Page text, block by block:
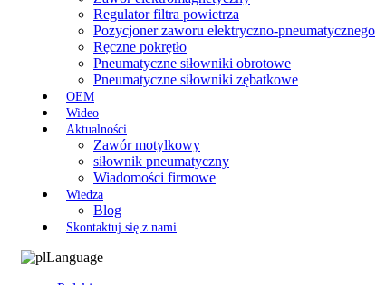
Regulator filtra powietrza
Pozycjoner zaworu elektryczno-pneumatycznego
Ręczne pokrętło
Pneumatyczne siłowniki obrotowe
Pneumatyczne siłowniki zębatkowe
OEM
Wideo
Aktualności
Zawór motylkowy
siłownik pneumatyczny
Wiadomości firmowe
Wiedza
Blog
Skontaktuj się z nami
Language